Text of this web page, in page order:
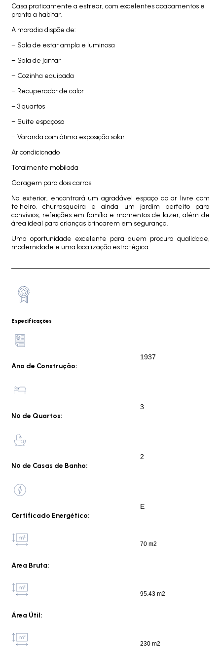
Casa praticamente a estrear, com excelentes acabamentos e
pronta a habitar.
A moradia dispõe de:
– Sala de estar ampla e luminosa
– Sala de jantar
– Cozinha equipada
– Recuperador de calor
– 3 quartos
– Suite espaçosa
– Varanda com ótima exposição solar
Ar condicionado
Totalmente mobilada
Garagem para dois carros
No exterior, encontrará um agradável espaço ao ar livre com
telheiro, churrasqueira e ainda um jardim perfeito para
convívios, refeições em família e momentos de lazer, além de
área ideal para crianças brincarem em segurança.
Uma oportunidade excelente para quem procura qualidade,
modernidade e uma localização estratégica.
Especificações
Ano de Construção:
1937
Nº de Quartos:
3
Nº de Casas de Banho:
2
Certificado Energético:
E
Área Bruta:
70 m2
Área Útil:
95.43 m2
230 m2